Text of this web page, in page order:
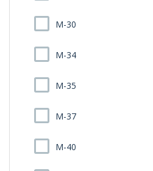
M-30
M-34
M-35
M-37
M-40